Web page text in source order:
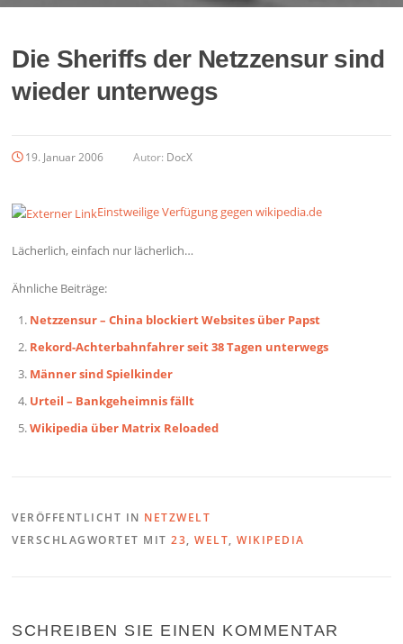
Die Sheriffs der Netzzensur sind
wieder unterwegs
19. Januar 2006 Autor: DocX
Einstweilige Verfügung gegen wikipedia.de
Lächerlich, einfach nur lächerlich…
Ähnliche Beiträge:
Netzzensur – China blockiert Websites über Papst
Rekord-Achterbahnfahrer seit 38 Tagen unterwegs
Männer sind Spielkinder
Urteil – Bankgeheimnis fällt
Wikipedia über Matrix Reloaded
VERÖFFENTLICHT IN NETZWELT
VERSCHLAGWORTET MIT23,WELT,WIKIPEDIA
SCHREIBEN SIE EINEN KOMMENTAR